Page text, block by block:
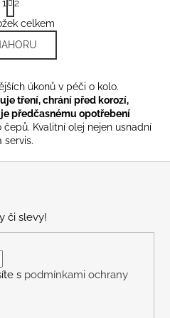
O
v
l
á
d
a
c
í
p
r
v
ý
s
t
r
á
n
k
v
á
n
í
1
2
celkem
úkonů v péči o kolo.
tření, chrání před korozí,
předčasnému opotřebení
Kvalitní olej nejen usnadní
servis.
či slevy!
s podmínkami ochrany